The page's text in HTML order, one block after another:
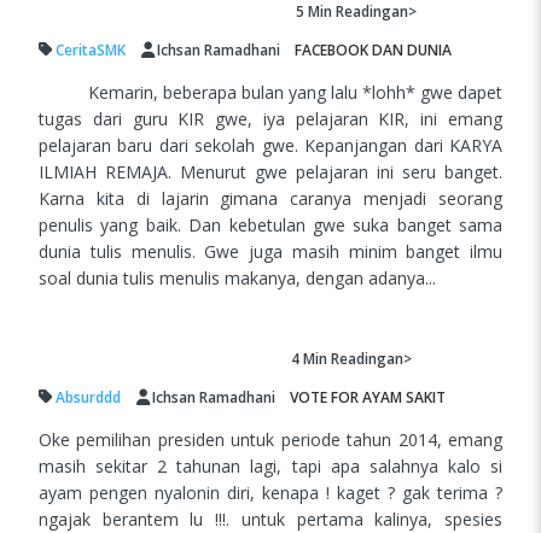
CeritaSMK Ichsan Ramadhani
5 Min Readingan>
FACEBOOK DAN DUNIA
Kemarin, beberapa bulan yang lalu *lohh* gwe dapet
tugas dari guru KIR gwe, iya pelajaran KIR, ini emang
pelajaran baru dari sekolah gwe. Kepanjangan dari KARYA
ILMIAH REMAJA. Menurut gwe pelajaran ini seru banget.
Karna kita di lajarin gimana caranya menjadi seorang
penulis yang baik. Dan kebetulan gwe suka banget sama
dunia tulis menulis. Gwe juga masih minim banget ilmu
soal dunia tulis menulis makanya, dengan adanya...
Absurddd Ichsan Ramadhani
4 Min Readingan>
VOTE FOR AYAM SAKIT
Oke pemilihan presiden untuk periode tahun 2014, emang
masih sekitar 2 tahunan lagi, tapi apa salahnya kalo si
ayam pengen nyalonin diri, kenapa ! kaget ? gak terima ?
ngajak berantem lu !!!. untuk pertama kalinya, spesies